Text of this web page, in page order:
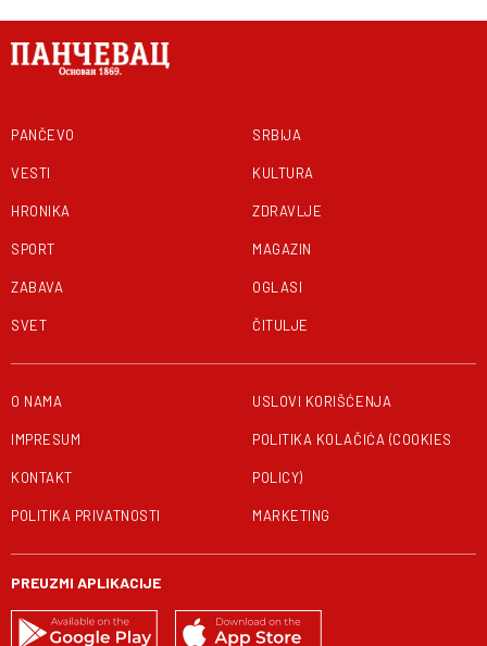
PANČEVO
VESTI
HRONIKA
SPORT
ZABAVA
SVET
SRBIJA
KULTURA
ZDRAVLJE
MAGAZIN
OGLASI
ČITULJE
O NAMA
IMPRESUM
KONTAKT
POLITIKA PRIVATNOSTI
USLOVI KORIŠĆENJA
POLITIKA KOLAČIĆA (COOKIES
POLICY)
MARKETING
PREUZMI APLIKACIJE